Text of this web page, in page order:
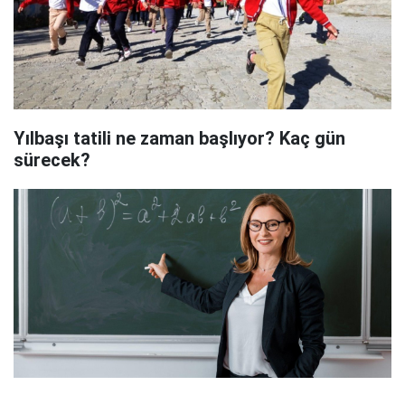
Yılbaşı tatili ne zaman başlıyor? Kaç gün
sürecek?